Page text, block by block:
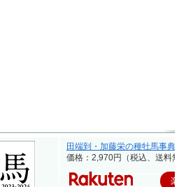
田端到・加藤栄の種牡馬事典
価格：2,970円（税込、送料無
楽